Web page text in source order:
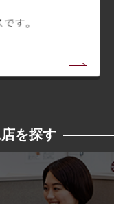
を探す